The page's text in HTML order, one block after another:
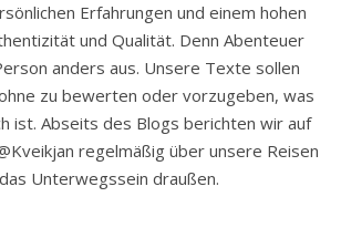
Erfahrungen und einem hohen
und Qualität. Denn Abenteuer
anders aus. Unsere Texte sollen
zu bewerten oder vorzugeben, was
ist. Abseits des Blogs berichten wir auf
regelmäßig über unsere Reisen
Unterwegssein draußen.